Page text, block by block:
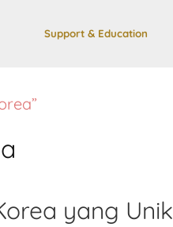
Support & Education
yang Unik